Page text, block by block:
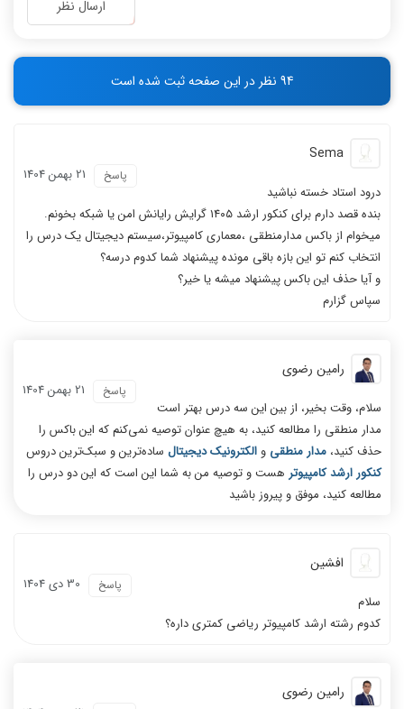
ارسال نظر
94 نظر در این صفحه ثبت شده است
Sema
21 بهمن 1404 پاسخ
درود استاد خسته نباشید
بنده قصد دارم برای کنکور ارشد ۱۴۰۵ گرایش رایانش امن یا شبکه بخونم.
میخوام از باکس مدارمنطقی ،معماری کامپیوتر،سیستم دیجیتال یک درس را
انتخاب کنم تو این بازه باقی مونده پیشنهاد شما کدوم درسه؟
و آیا حذف این باکس پیشنهاد میشه یا خیر؟
سپاس گزارم
رامین رضوی
21 بهمن 1404 پاسخ
سلام، وقت بخیر، از بین این سه درس بهتر است
مدار منطقی را مطالعه کنید، به هیچ عنوان توصیه نمی‌کنم که این باکس را
حذف کنید، مدار منطقی و الکترونیک دیجیتال ساده‌ترین و سبک‌ترین دروس
کنکور ارشد کامپیوتر هست و توصیه من به شما این است که این دو درس را
مطالعه کنید، موفق و پیروز باشید
افشین
30 دی 1404 پاسخ
سلام
کدوم رشته ارشد کامپیوتر ریاضی کمتری داره؟
رامین رضوی